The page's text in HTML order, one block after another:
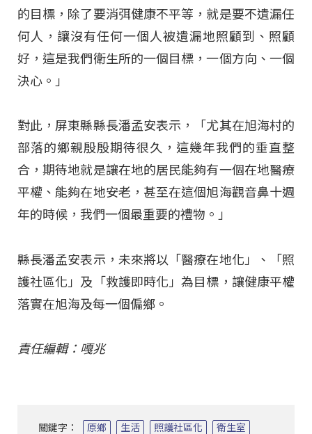
的目標，除了要消弭健康不平等，就是要不遺漏任
何人，讓沒有任何一個人被遺漏地照顧到、照顧
好，這是我們衛生所的一個目標，一個方向、一個
決心。」
對此，屏東縣縣長潘孟安表示，「尤其在旭海村的
部落的鄉親殷殷期待很久，這幾年我們的垂直整
合，期待地就是讓在地的居民能夠有一個在地醫療
平權、能夠在地安老，甚至在這個旭海觀音鼻十週
年的時候，我們一個最重要的禮物。」
縣長潘孟安表示，未來將以「醫療在地化」、「照
護社區化」及「救護即時化」為目標，讓健康平權
落實在旭海及每一個偏鄉。
責任編輯：嘎兆
關鍵字： 原鄉 生活 照護社區化
衛生室